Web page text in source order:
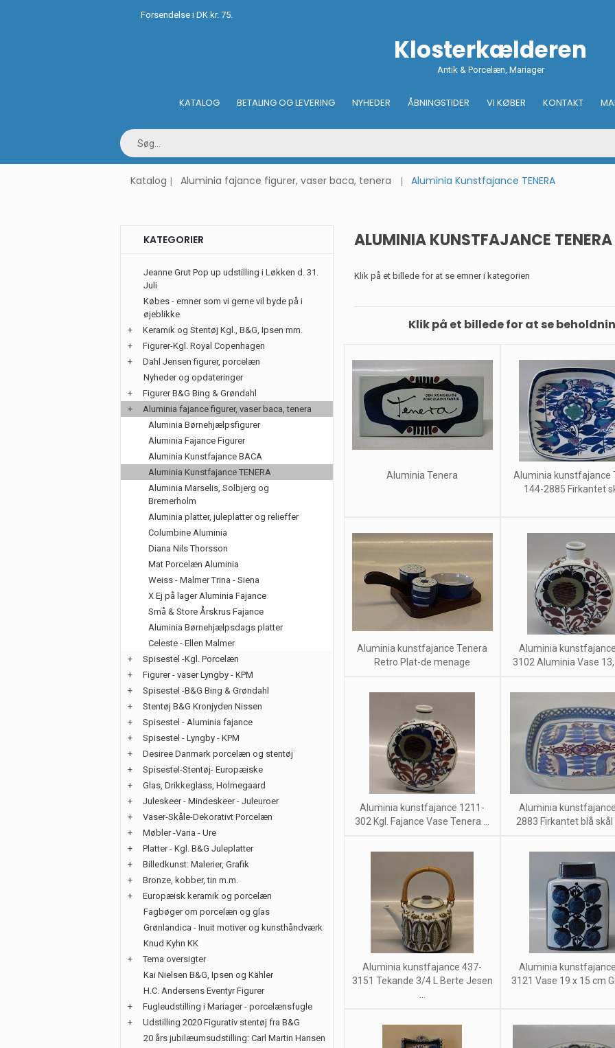
Forsendelse i DK kr. 75.
Klosterkælderen
Antik & Porcelæn, Mariager
KATALOG BETALING OG LEVERING NYHEDER ÅBNINGSTIDER VI KØBER KONTAKT
Katalog Aluminia fajance figurer, vaser baca, tenera Aluminia Kunstfajance TENERA
ALUMINIA KUNSTFAJANCE TENERA
Klik på et billede for at se emner i kategorien
Klik på et billede for at se
Aluminia Tenera
Aluminia kunstfajance
144-2885 Firkantet
Aluminia kunstfajance Tenera
Retro Plat-de menage
Aluminia
3102 Aluminia Vase
Aluminia kunstfajance 1211-
302 Kgl. Fajance Vase Tenera ...
Aluminia
2883 Firkantet blå skål
Aluminia kunstfajance 437-
3151 Tekande 3/4 L Berte Jesen
Aluminia
3121 Vase 19 x 15 cm
KATEGORIER
Jeanne Grut Pop up udstilling i Løkken d. 31.
Juli
Købes - emner som vi gerne vil byde på i
øjeblikke
+
Keramik og Stentøj Kgl., B&G, Ipsen mm.
+
Figurer-Kgl. Royal Copenhagen
+
Dahl Jensen figurer, porcelæn
Nyheder og opdateringer
+
Figurer B&G Bing & Grøndahl
+
Aluminia fajance figurer, vaser baca, tenera
Aluminia Børnehjælpsfigurer
Aluminia Fajance Figurer
Aluminia Kunstfajance BACA
Aluminia Kunstfajance TENERA
Aluminia Marselis, Solbjerg og
Bremerholm
Aluminia platter, juleplatter og relieffer
Columbine Aluminia
Diana Nils Thorsson
Mat Porcelæn Aluminia
Weiss - Malmer Trina - Siena
X Ej på lager Aluminia Fajance
Små & Store Årskrus Fajance
Aluminia Børnehjælpsdags platter
Celeste - Ellen Malmer
+
Spisestel -Kgl. Porcelæn
+
Figurer - vaser Lyngby - KPM
+
Spisestel -B&G Bing & Grøndahl
+
Stentøj B&G Kronjyden Nissen
+
Spisestel - Aluminia fajance
+
Spisestel - Lyngby - KPM
+
Desiree Danmark porcelæn og stentøj
+
Spisestel-Stentøj- Europæiske
+
Glas, Drikkeglass, Holmegaard
+
Juleskeer - Mindeskeer - Juleuroer
+
Vaser-Skåle-Dekorativt Porcelæn
+
Møbler -Varia - Ure
+
Platter - Kgl. B&G Juleplatter
+
Billedkunst: Malerier, Grafik
+
Bronze, kobber, tin m.m.
+
Europæisk keramik og porcelæn
Fagbøger om porcelæn og glas
Grønlandica - Inuit motiver og kunsthåndværk
Knud Kyhn KK
+
Tema oversigter
Kai Nielsen B&G, Ipsen og Kähler
H.C. Andersens Eventyr Figurer
+
Fugleudstilling i Mariager - porcelænsfugle
+
Udstilling 2020 Figurativ stentøj fra B&G
20 års jubilæumsudstilling: Carl Martin Hansen